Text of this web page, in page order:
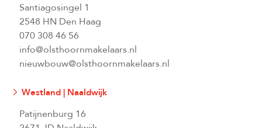
Santiagosingel 1
2548 HN Den Haag
070 308 46 56
info@olsthoornmakelaars.nl
nieuwbouw@olsthoornmakelaars.nl
Westland | Naaldwijk
Patijnenburg 16